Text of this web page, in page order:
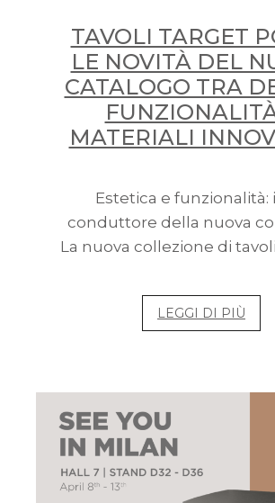
TAVOLI TARGET
LE NOVITÀ DEL
CATALOGO TRA
MATERIALI
Estetica e funzionalità:
conduttore della nuova
La nuova collezione di
LEGGI DI PIÙ